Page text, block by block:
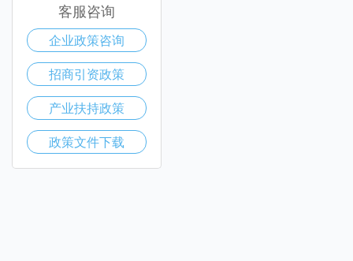
客服咨询
企业政策咨询
招商引资政策
产业扶持政策
政策文件下载